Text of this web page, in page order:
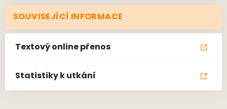
SOUVISEJÍCÍ INFORMACE
Textový online přenos
Statistiky k utkání